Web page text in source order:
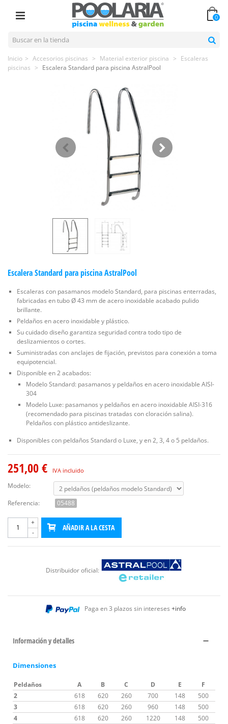
0
Inicio > Accesorios piscinas > Material exterior piscina > Escaleras
piscinas > Escalera Standard para piscina AstralPool
Escalera Standard para piscina AstralPool
Escaleras con pasamanos modelo Standard, para piscinas enterradas,
fabricadas en tubo Ø 43 mm de acero inoxidable acabado pulido
brillante.
Peldaños en acero inoxidable y plástico.
Su cuidado diseño garantiza seguridad contra todo tipo de
deslizamientos o cortes.
Suministradas con anclajes de fijación, previstos para conexión a toma
equipotencial.
Disponible en 2 acabados:
Modelo Standard: pasamanos y peldaños en acero inoxidable AISI-
304
Modelo Luxe: pasamanos y peldaños en acero inoxidable AISI-316
(recomendado para piscinas tratadas con cloración salina).
Peldaños con plástico antideslizante.
Disponibles con peldaños Standard o Luxe, y en 2, 3, 4 o 5 peldaños.
251,00 € IVA incluido
Modelo:
Referencia:
05488
-
+
AÑADIR A LA CESTA
Distribuidor oficial:
Paga en 3 plazos sin intereses +info
Información y detalles
Dimensiones
Peldaños A B C D E
F
2
618 620 260 700 148
500
3
618 620 260 960 148
500
4
618 620 260 1220 148
500